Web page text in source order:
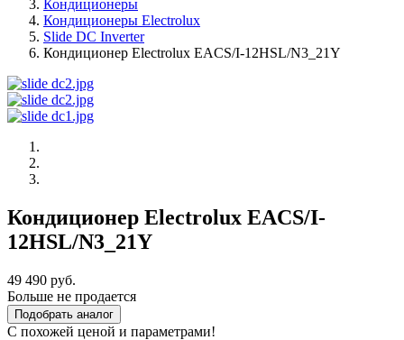
Кондиционеры
Кондиционеры Electrolux
Slide DC Inverter
Кондиционер Electrolux EACS/I-12HSL/N3_21Y
Кондиционер Electrolux EACS/I-
12HSL/N3_21Y
49 490 руб.
Больше не продается
Подобрать аналог
С похожей ценой и параметрами!